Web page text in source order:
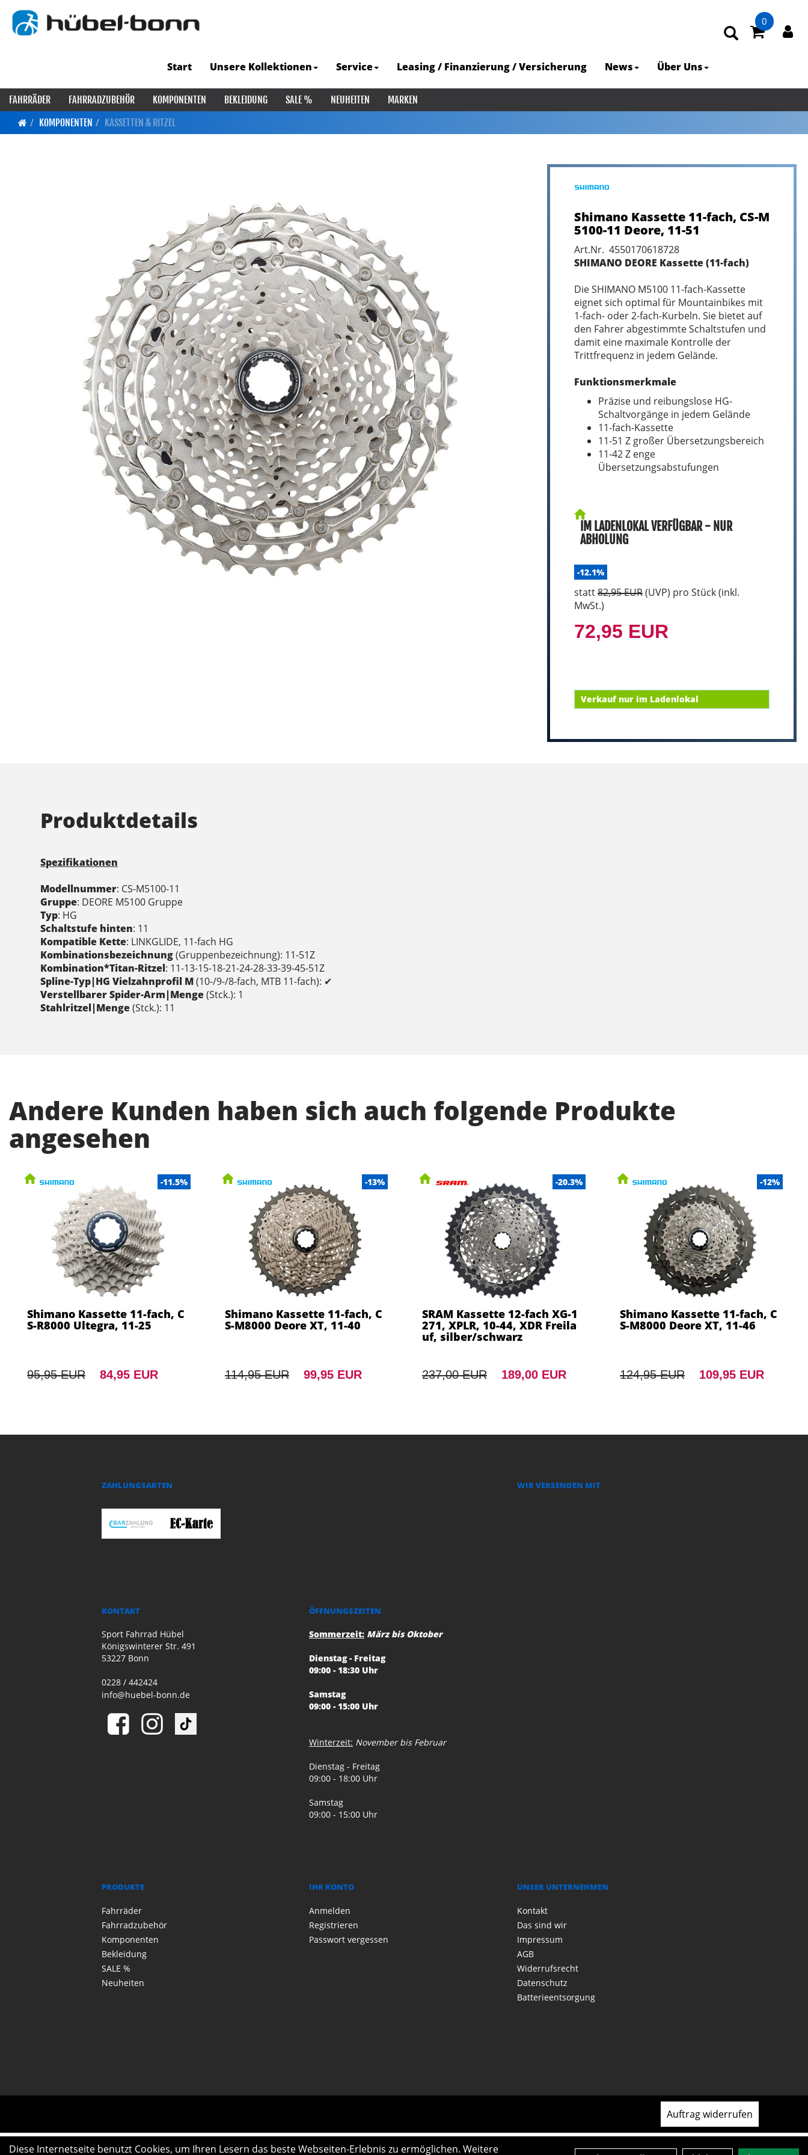
0
Start Unsere Kollektionen Service Leasing / Finanzierung / Versicherung News Über Uns
FAHRRÄDER FAHRRADZUBEHÖR KOMPONENTEN BEKLEIDUNG SALE % NEUHEITEN
MARKEN
KOMPONENTEN
KASSETTEN & RITZEL
Shimano Kassette 11-fach, CS-M
5100-11 Deore, 11-51
Art.Nr. 4550170618728
SHIMANO DEORE Kassette (11-fach)
Die SHIMANO M5100 11-fach-Kassette
eignet sich optimal für Mountainbikes mit
1-fach- oder 2-fach-Kurbeln. Sie bietet auf
den Fahrer abgestimmte Schaltstufen und
damit eine maximale Kontrolle der
Trittfrequenz in jedem Gelände.
Funktionsmerkmale
Präzise und reibungslose HG-
Schaltvorgänge in jedem Gelände
11-fach-Kassette
11-51 Z großer Übersetzungsbereich
11-42 Z enge
Übersetzungsabstufungen
IM LADENLOKAL VERFÜGBAR - NUR
ABHOLUNG
-12.1%
statt82,95 EUR(UVP) pro Stück (inkl.
MwSt.)
72,95 EUR
Verkauf nur im Ladenlokal
Produktdetails
Spezifikationen
Modellnummer: CS-M5100-11
Gruppe: DEORE M5100 Gruppe
Typ: HG
Schaltstufe hinten: 11
Kompatible Kette: LINKGLIDE, 11-fach HG
Kombinationsbezeichnung(Gruppenbezeichnung): 11-51Z
Kombination*Titan-Ritzel: 11-13-15-18-21-24-28-33-39-45-51Z
Spline-Typ|HG Vielzahnprofil M(10-/9-/8-fach, MTB 11-fach): ✔
Verstellbarer Spider-Arm|Menge(Stck.): 1
Stahlritzel|Menge(Stck.): 11
Andere Kunden haben sich auch folgende Produkte
angesehen
-11.5%
Shimano Kassette 11-fach, C
S-R8000 Ultegra, 11-25
95,95 EUR 84,95 EUR
-13%
Shimano Kassette 11-fach, C
S-M8000 Deore XT, 11-40
114,95 EUR 99,95 EUR
-20.3%
SRAM Kassette 12-fach XG-1
271, XPLR, 10-44, XDR Freila
uf, silber/schwarz
237,00 EUR 189,00 EUR
-12%
Shimano Kassette 11-fach, C
S-M8000 Deore XT, 11-46
124,95 EUR 109,95 EUR
ZAHLUNGSARTEN WIR VERSENDEN MIT
KONTAKT
Sport Fahrrad Hübel
Königswinterer Str. 491
53227 Bonn
0228 / 442424
info@huebel-bonn.de
ÖFFNUNGSZEITEN
Sommerzeit: März bis Oktober
Dienstag - Freitag
09:00 - 18:30 Uhr
Samstag
09:00 - 15:00 Uhr
Winterzeit: November bis Februar
Dienstag - Freitag
09:00 - 18:00 Uhr
Samstag
09:00 - 15:00 Uhr
PRODUKTE
Fahrräder
Fahrradzubehör
Komponenten
Bekleidung
SALE %
Neuheiten
IHR KONTO
Anmelden
Registrieren
Passwort vergessen
UNSER UNTERNEHMEN
Kontakt
Das sind wir
Impressum
AGB
Widerrufsrecht
Datenschutz
Batterieentsorgung
Diese Internetseite benutzt Cookies, um Ihren Lesern das beste Webseiten-Erlebnis zu ermöglichen. Weitere
Auftrag widerrufen